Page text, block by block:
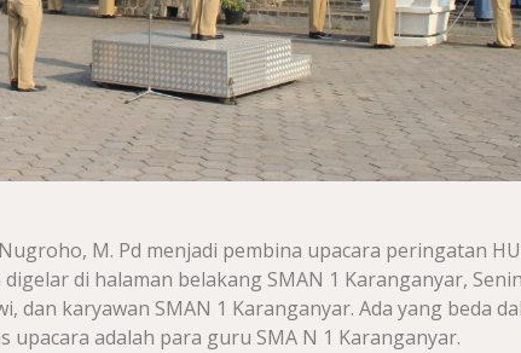
M. Pd menjadi pembina upacara peringatan
digelar di halaman belakang SMAN 1 Karanganyar, Senin
dan karyawan SMAN 1 Karanganyar. Ada yang beda
adalah para guru SMA N 1 Karanganyar.